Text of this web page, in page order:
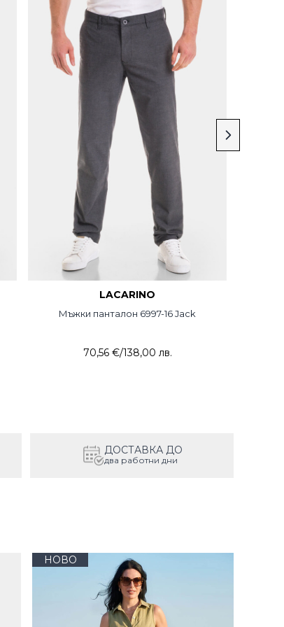
LACARINO
Мъжки панталон 6997-16 Jack
70,56 €/138,00 лв.
ДОСТАВКА ДО
два работни дни
НОВО